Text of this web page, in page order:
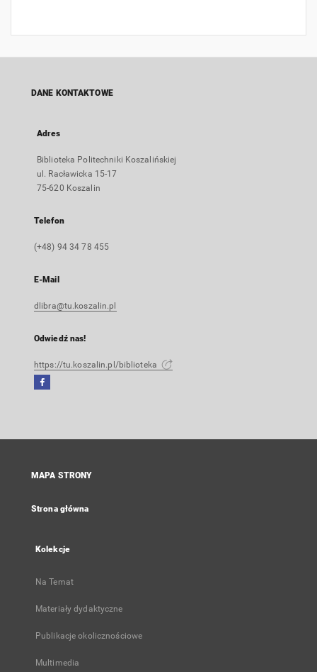
DANE KONTAKTOWE
Adres
Biblioteka Politechniki Koszalińskiej
ul. Racławicka 15-17
75-620 Koszalin
Telefon
(+48) 94 34 78 455
E-Mail
dlibra@tu.koszalin.pl
Odwiedź nas!
https://tu.koszalin.pl/biblioteka
Facebook
się
karcie
MAPA STRONY
Strona główna
Kolekcje
Na Temat
Materiały dydaktyczne
Publikacje okolicznościowe
Multimedia